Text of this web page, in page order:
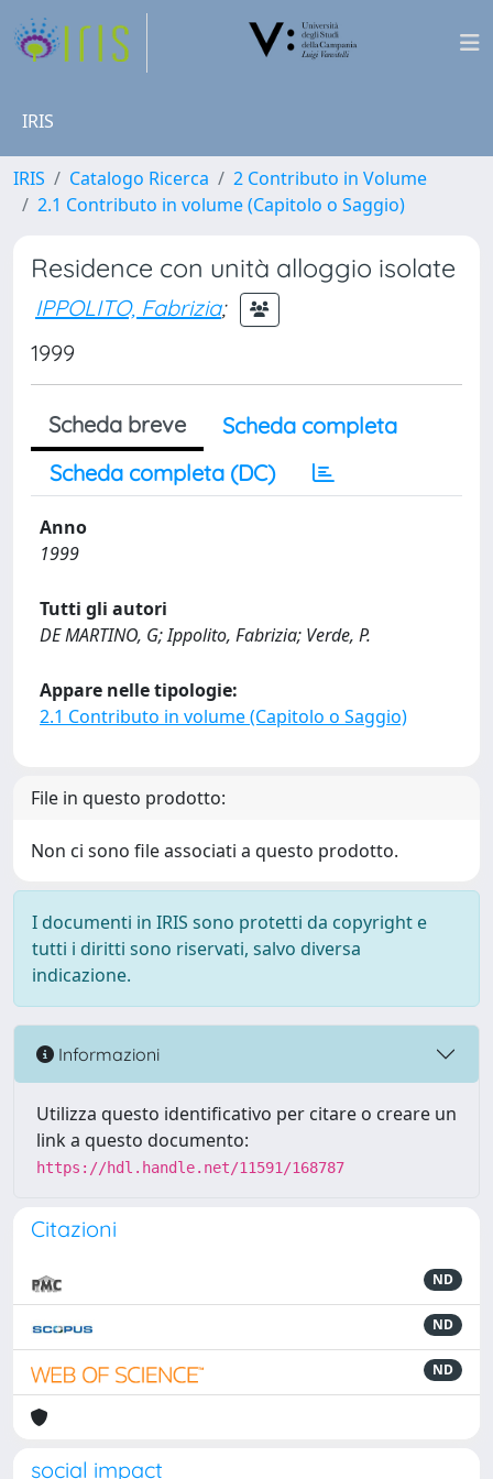
IRIS
IRIS Catalogo Ricerca
2 Contributo in Volume
2.1 Contributo in volume (Capitolo o Saggio)
Residence con unità alloggio isolate
IPPOLITO, Fabrizia;
1999
Scheda breve
Scheda completa
Scheda completa (DC)
Anno
1999
Tutti gli autori
DE MARTINO, G; Ippolito, Fabrizia; Verde, P.
Appare nelle tipologie:
2.1 Contributo in volume (Capitolo o Saggio)
File in questo prodotto:
Non ci sono file associati a questo prodotto.
I documenti in IRIS sono protetti da copyright e
tutti i diritti sono riservati, salvo diversa
indicazione.
Informazioni
Utilizza questo identificativo per citare o creare un
link a questo documento:
https://hdl.handle.net/11591/168787
Citazioni
ND
ND
ND
social impact